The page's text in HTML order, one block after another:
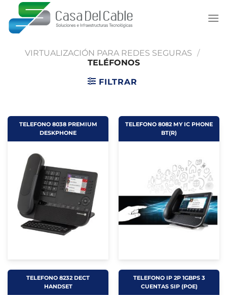
Saltar
contenido
VIRTUALIZACIÓN PARA REDES SEGURAS /
TELÉFONOS
FILTRAR
TELEFONO 8038 PREMIUM
DESKPHONE
TELEFONO 8082 MY IC PHONE
BT(R)
TELEFONO 8232 DECT
HANDSET
TELEFONO IP 2P 1GBPS 3
CUENTAS SIP (POE)